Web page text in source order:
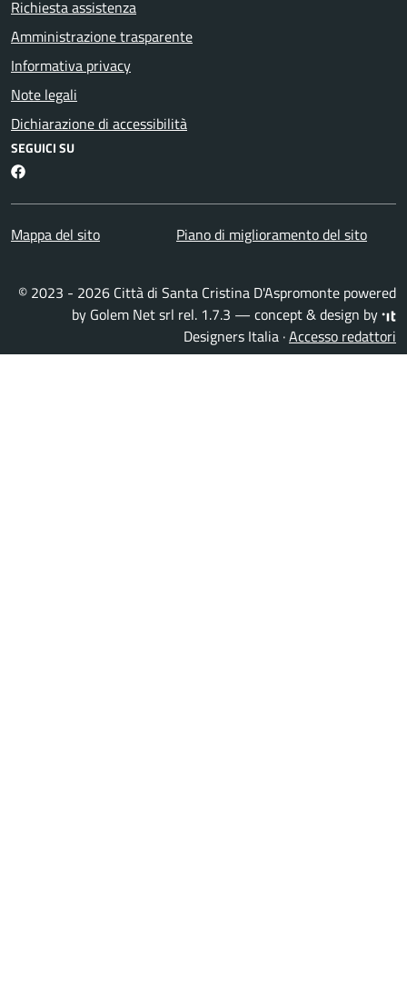
Richiesta assistenza
Amministrazione trasparente
Informativa privacy
Note legali
Dichiarazione di accessibilità
SEGUICI SU
Facebook
Mappa del sito Piano di miglioramento del sito
© 2023 - 2026 Città di Santa Cristina D'Aspromonte powered
by Golem Net srl rel. 1.7.3 — concept & design by
Designers Italia ·Accesso redattori